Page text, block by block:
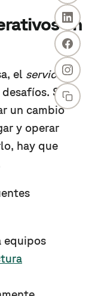
en
el service
Su
un cambio
y operar
hay que
equipos